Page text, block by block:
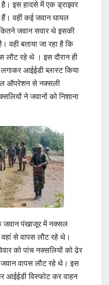
है। इस हादसे में एक ड्राइवर
वहीं कई जवान घायल
जवान सवार थे इसकी
वही बताया जा रहा है कि
रहे थे । इस दौरान ही
आईईडी ब्लास्ट किया
ऑपरेशन से नक्सली
ने जवानों को निशाना
जवान पंखाजूर में नक्सल
से वापस लौट रहे थे।
को पांच नक्सलियों को ढेर
वापस लौट रहे थे। इस
आईईडी विस्फोट कर वाहन